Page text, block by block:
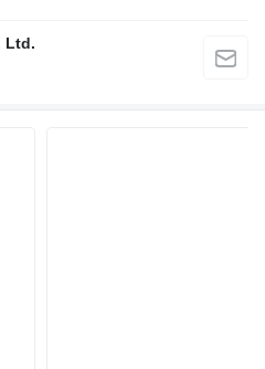
Ltd.